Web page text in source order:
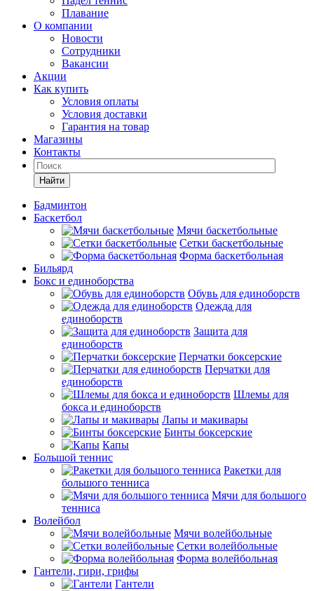
Плавание
О компании
Новости
Сотрудники
Вакансии
Акции
Как купить
Условия оплаты
Условия доставки
Гарантия на товар
Магазины
Контакты
Найти
Бадминтон
Баскетбол
Мячи баскетбольные
Сетки баскетбольные
Форма баскетбольная
Бильярд
Бокс и единоборства
Обувь для единоборств
Одежда для
единоборств
Защита для
единоборств
Перчатки боксерские
Перчатки для
единоборств
Шлемы для
бокса и единоборств
Лапы и макивары
Бинты боксерские
Капы
Большой теннис
Ракетки для
большого тенниса
Мячи для большого
тенниса
Волейбол
Мячи волейбольные
Сетки волейбольные
Форма волейбольная
Гантели, гири, грифы
Гантели